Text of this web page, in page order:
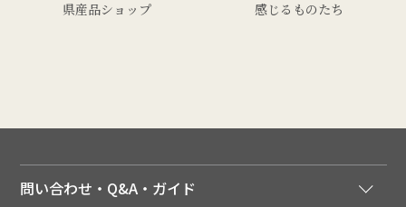
県産品ショップ
感じるものたち
問い合わせ・Q&A・ガイド